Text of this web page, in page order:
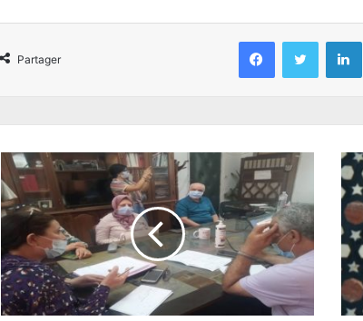
Partager
Facebook Twitter Linkedin